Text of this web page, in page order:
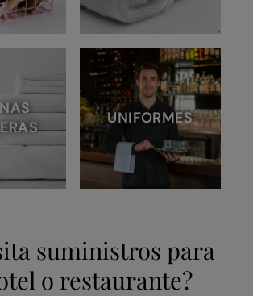
UNIFORMES
suministros para
o restaurante?